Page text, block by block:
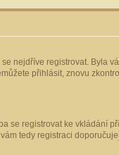
nejdříve registrovat. Byla
přihlásit, znovu
se registrovat ke vkládání
tedy registraci